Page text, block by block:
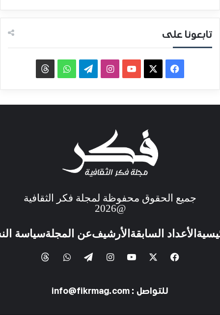
تابعونا على
جميع الحقوق محفوظة لمجلة فكر الثقافية
@2026
الأعداد السابقة الأرشيفعن المجلةسياسة
للتواصل : info@fikrmag.com